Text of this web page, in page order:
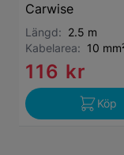
Carwise
Längd: 2.5 m
Kabelarea: 10
116 kr
Köp